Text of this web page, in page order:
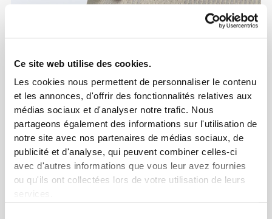
Ce site web utilise des cookies.
Les cookies nous permettent de personnaliser le contenu
et les annonces, d'offrir des fonctionnalités relatives aux
médias sociaux et d'analyser notre trafic. Nous
partageons également des informations sur l'utilisation de
notre site avec nos partenaires de médias sociaux, de
publicité et d'analyse, qui peuvent combiner celles-ci
avec d'autres informations que vous leur avez fournies
ou qu'ils ont collectées lors de votre utilisation de leurs
services.
Info et Entretien
Avis généraux
5(19 avis)
De notre communauté Voir tout